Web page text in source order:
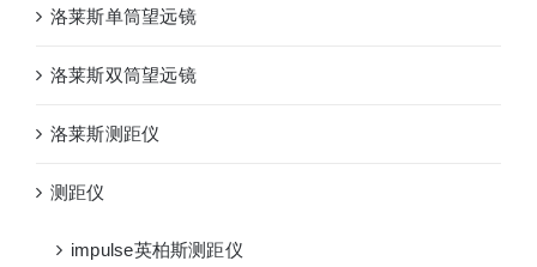
洛莱斯单筒望远镜
洛莱斯双筒望远镜
洛莱斯测距仪
测距仪
impulse英柏斯测距仪